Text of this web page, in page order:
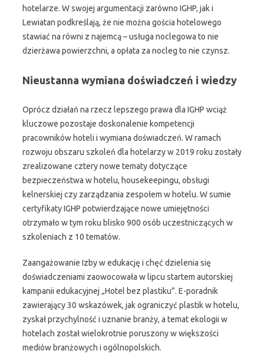
hotelarze. W swojej argumentacji zarówno IGHP, jak i
Lewiatan podkreślają, że nie można gościa hotelowego
stawiać na równi z najemcą – usługa noclegowa to nie
dzierżawa powierzchni, a opłata za nocleg to nie czynsz.
Nieustanna wymiana doświadczeń i wiedzy
Oprócz działań na rzecz lepszego prawa dla IGHP wciąż
kluczowe pozostaje doskonalenie kompetencji
pracowników hoteli i wymiana doświadczeń. W ramach
rozwoju obszaru szkoleń dla hotelarzy w 2019 roku zostały
zrealizowane cztery nowe tematy dotyczące
bezpieczeństwa w hotelu, housekeepingu, obsługi
kelnerskiej czy zarządzania zespołem w hotelu. W sumie
certyfikaty IGHP potwierdzające nowe umiejętności
otrzymało w tym roku blisko 900 osób uczestniczących w
szkoleniach z 10 tematów.
Zaangażowanie Izby w edukację i chęć dzielenia się
doświadczeniami zaowocowała w lipcu startem autorskiej
kampanii edukacyjnej „Hotel bez plastiku”. E-poradnik
zawierający 30 wskazówek, jak ograniczyć plastik w hotelu,
zyskał przychylność i uznanie branży, a temat ekologii w
hotelach został wielokrotnie poruszony w większości
mediów branżowych i ogólnopolskich.